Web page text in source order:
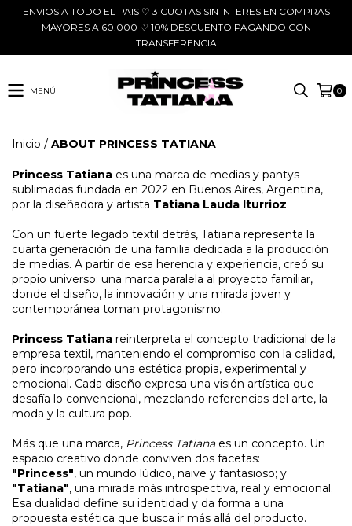
ENVIOS A TODO EL PAIS ♡ 3 CUOTAS SIN INTERES EN COMPRAS
MAYORES A 60.000 ♡ 10% DESCUENTO PAGANDO CON
TRANSFERENCIA
MENÚ 0
Inicio / ABOUT PRINCESS TATIANA
Princess Tatiana es una marca de medias y pantys
sublimadas fundada en 2022 en Buenos Aires, Argentina,
por la diseñadora y artista Tatiana Lauda Iturrioz.
Con un fuerte legado textil detrás, Tatiana representa la
cuarta generación de una familia dedicada a la producción
de medias. A partir de esa herencia y experiencia, creó su
propio universo: una marca paralela al proyecto familiar,
donde el diseño, la innovación y una mirada joven y
contemporánea toman protagonismo.
Princess Tatiana reinterpreta el concepto tradicional de la
empresa textil, manteniendo el compromiso con la calidad,
pero incorporando una estética propia, experimental y
emocional. Cada diseño expresa una visión artística que
desafía lo convencional, mezclando referencias del arte, la
moda y la cultura pop.
Más que una marca, Princess Tatianaes un concepto. Un
espacio creativo donde conviven dos facetas:
"Princess", un mundo lúdico, naïve y fantasioso; y
"Tatiana", una mirada más introspectiva, real y emocional.
Esa dualidad define su identidad y da forma a una
propuesta estética que busca ir más allá del producto.